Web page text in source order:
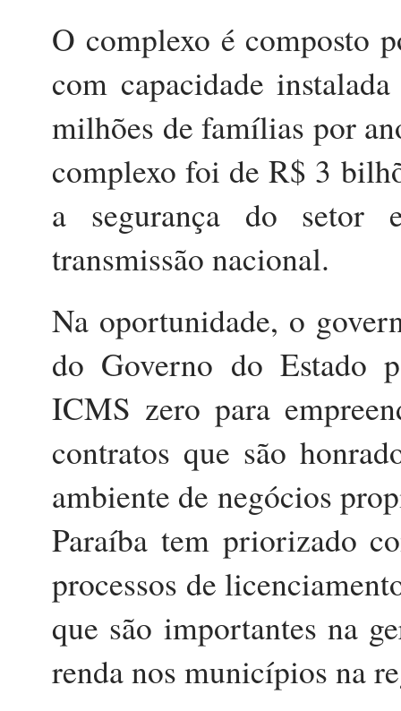
O complexo é composto
com capacidade
milhões de famílias por
complexo foi de R$ 3
a segurança do setor
transmissão nacional.
Na oportunidade, o
do Governo do Estado
ICMS zero para
contratos que são
ambiente de negócios
Paraíba tem priorizado
processos de
que são importantes na
renda nos municípios na